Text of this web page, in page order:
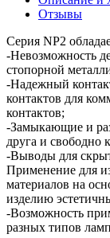
Отзывы
Серия NP2
-Невозможность
стопорной
-Надежный
контактов для
контактов;
-Замыкающие и
друга и свободно
-Выводы для
Применение для
материалов на
изделию
-Возможность
разных типов